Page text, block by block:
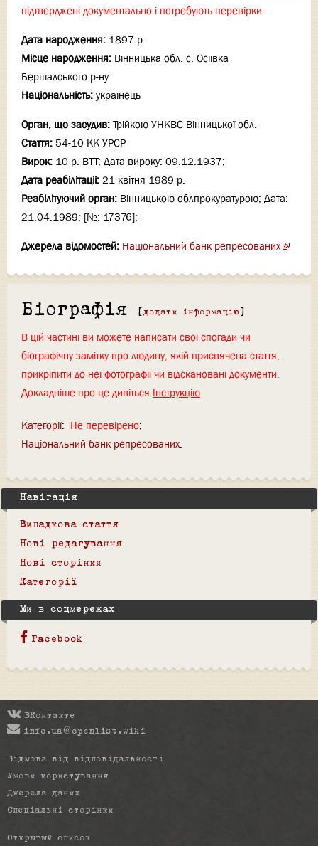
підтверджені документально і потребують перевірки.
Дата народження: 1897 р.
Місце народження: Вінницька обл. с. Осіївка
Бершадського р-ну
Національність: українець
Орган, що засудив: Трійкою УНКВС Вінницької обл.
Стаття: 54-10 КК УРСР
Вирок: 10 р. ВТТ; Дата вироку: 09.12.1937;
Дата реабілітаціi: 21 квітня 1989 р.
Реабілітуючий орган: Вінницькою облпрокуратурою; Дата:
21.04.1989; [№: 17376];
Джерела відомостей: Національний банк репресованих
Біографія [ додати інформацію ]
В цій частині ви можете написати свої спогади чи
біографічну замітку про людину, якій присвячена стаття,
прикріпити до неї фотографії чи відскановані документи.
Докладніше про це дивіться Інструкцію.
Категорії: Не перевірено
Національний банк репресованих
Навігація
Випадкова стаття
Нові редагування
Нові сторінки
Категорії
Ми в соцмережах
Facebook
ВКонтакте
info.ua@openlist.wiki
Відмова від відповідальності
Умови користування
Джерела даних
Спеціальні сторінки
Открытый список